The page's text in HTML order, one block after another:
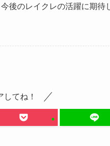
後のレイクレの活躍に期待
してね！